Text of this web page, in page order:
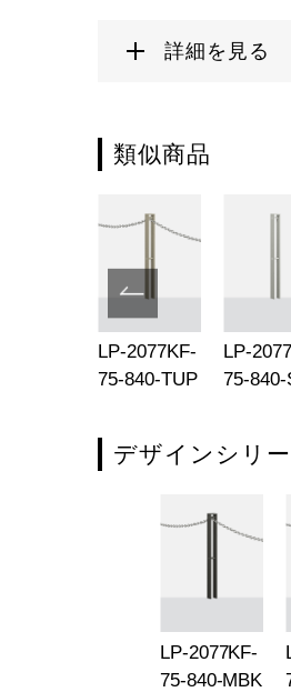
詳細を見る
類似商品
LP-2077KF-
75-840-TUP
LP-
75-840-
デザインシリ
LP-2077KF-
75-840-MBK